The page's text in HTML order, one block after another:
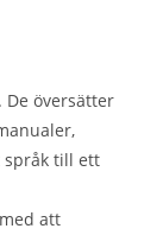
. De översätter
språk till ett
att